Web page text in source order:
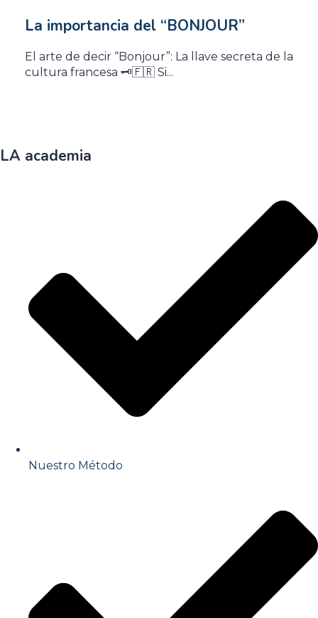
La importancia del “BONJOUR”
El arte de decir “Bonjour”: La llave secreta de la
cultura francesa 🗝️🇫🇷 Si...
LA academia
Nuestro Método